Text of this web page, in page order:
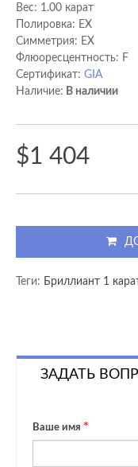
Вес: 1.00 карат
Полировка: EX
Cимметрия: EX
Флюоресцентность: F
Сертификат: GIA
Наличие: В наличии
$1 404
Теги: Бриллиант 1
ЗАДАТЬ
Ваше имя